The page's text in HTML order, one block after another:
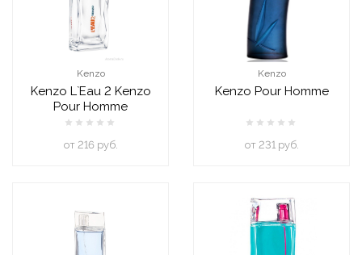
Kenzo
Kenzo L`Eau 2 Kenzo
Pour Homme
oт 216 руб.
Kenzo
Kenzo Pour Homme
oт 231 руб.